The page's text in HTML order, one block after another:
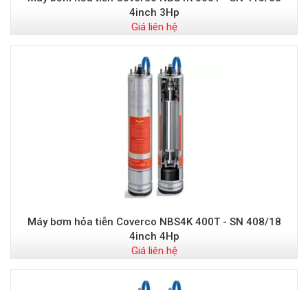
4inch 3Hp
Giá liên hệ
Máy bơm hỏa tiễn Coverco NBS4K 400T - SN 408/18
4inch 4Hp
Giá liên hệ